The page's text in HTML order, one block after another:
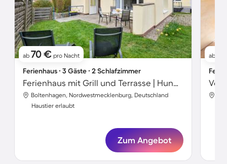
ab 70 € pro Nacht
Ferienhaus ∙ 3 Gäste ∙ 2 Schlafzimmer
Ferienhaus mit Grill und Terrasse | Hunde erlaubt
Boltenhagen, Nordwestmecklenburg, Deutschland
Haustier erlaubt
Zum Angebot
ab